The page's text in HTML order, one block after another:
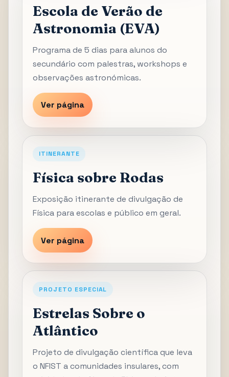
Escola de Verão de
Astronomia (EVA)
Programa de 5 dias para alunos do
secundário com palestras, workshops e
observações astronómicas.
Ver página
ITINERANTE
Física sobre Rodas
Exposição itinerante de divulgação de
Física para escolas e público em geral.
Ver página
PROJETO ESPECIAL
Estrelas Sobre o
Atlântico
Projeto de divulgação científica que leva
o NFIST a comunidades insulares, com